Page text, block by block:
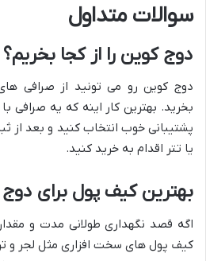
سوالات متداول
دوج کوین را از کجا بخریم؟
دوج کوین رو می تونید از صرافی های
بخرید. بهترین کار اینه که یه صرافی
پشتیبانی خوب انتخاب کنید و بعد از
یا تتر اقدام به خرید کنید.
بهترین کیف پول برای
اگه قصد نگهداری طولانی مدت و
کیف پول های سخت افزاری مثل لجر و